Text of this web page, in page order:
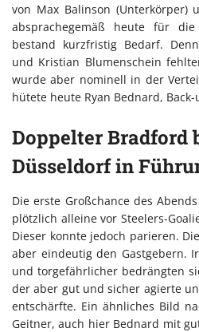
von Max Balinson (Unterkörper)
absprachegemäß heute für
bestand kurzfristig Bedarf.
und Kristian Blumenschein
wurde aber nominell in der
hütete heute Ryan Bednard,
Doppelter Bradford
Düsseldorf in
Die erste Großchance des
plötzlich alleine vor Steelers-
Dieser konnte jedoch parieren.
aber eindeutig den Gastgebern.
und torgefährlicher bedrängten
der aber gut und sicher agierte
entschärfte. Ein ähnliches Bild
Geitner, auch hier Bednard mit